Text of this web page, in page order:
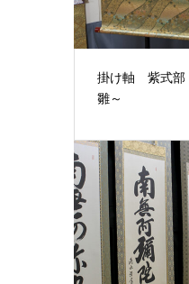
掛け軸 紫式部
雛～